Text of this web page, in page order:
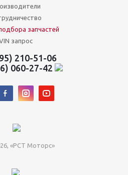
запчастей
запрос
210-51-06
060-27-42
«РСТ Моторс»